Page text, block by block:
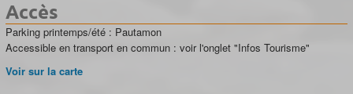
Accès
Parking printemps/été : Pautamon
Accessible en transport en commun : voir l'onglet "Infos Tourisme"
Voir sur la carte